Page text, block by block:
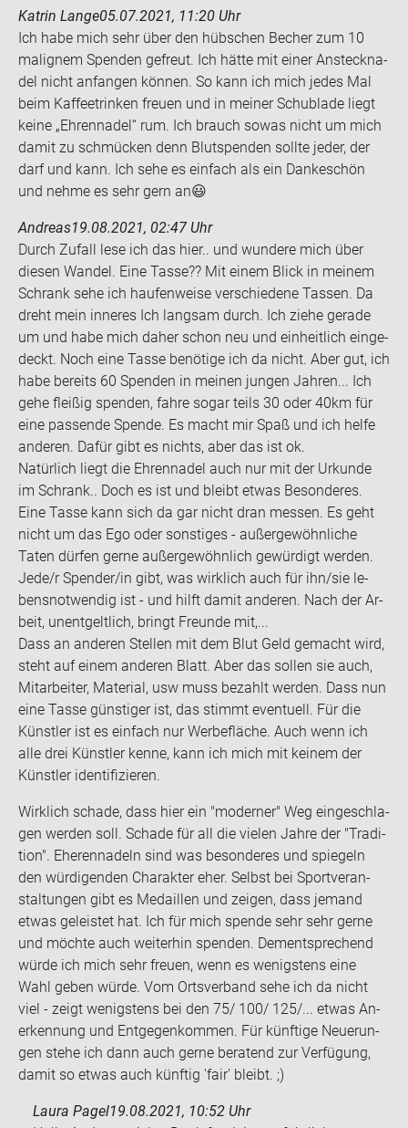
Katrin Lange05.07.2021, 11:20 Uhr
Ich habe mich sehr über den hüb­schen Be­cher zum 10
ma­li­g­nem Spen­den ge­freut. Ich hätte mit einer An­steck­na­
del nicht an­fan­gen kön­nen. So kann ich mich jedes Mal
beim Kaf­fee­trin­ken freu­en und in mei­ner Schub­la­de liegt
keine „Eh­ren­na­del“ rum. Ich brauch sowas nicht um mich
damit zu schmü­cken denn Blut­spen­den soll­te jeder, der
darf und kann. Ich sehe es ein­fach als ein Dan­ke­schön
und nehme es sehr gern an😃
Andreas19.08.2021, 02:47 Uhr
Durch Zu­fall lese ich das hier.. und wun­de­re mich über
die­sen Wan­del. Eine Tasse?? Mit einem Blick in mei­nem
Schrank sehe ich hau­fen­wei­se ver­schie­de­ne Tas­sen. Da
dreht mein in­ne­res Ich lang­sam durch. Ich ziehe ge­ra­de
um und habe mich daher schon neu und ein­heit­lich ein­ge­
deckt. Noch eine Tasse be­nö­ti­ge ich da nicht. Aber gut, ich
habe be­reits 60 Spen­den in mei­nen jun­gen Jah­ren... Ich
gehe flei­ßig spen­den, fahre sogar teils 30 oder 40km für
eine pas­sen­de Spen­de. Es macht mir Spaß und ich helfe
an­de­ren. Dafür gibt es nichts, aber das ist ok.
Na­tür­lich liegt die Eh­ren­na­del auch nur mit der Ur­kun­de
im Schrank.. Doch es ist und bleibt etwas Be­son­de­res.
Eine Tasse kann sich da gar nicht dran mes­sen. Es geht
nicht um das Ego oder sons­ti­ges - au­ßer­ge­wöhn­li­che
Taten dür­fen gerne au­ßer­ge­wöhn­lich ge­wür­digt wer­den.
Jede/r Spen­der/in gibt, was wirk­lich auch für ihn/sie le­
bens­not­wen­dig ist - und hilft damit an­de­ren. Nach der Ar­
beit, un­ent­gelt­lich, bringt Freun­de mit,...
Dass an an­de­ren Stel­len mit dem Blut Geld ge­macht wird,
steht auf einem an­de­ren Blatt. Aber das sol­len sie auch,
Mit­ar­bei­ter, Ma­te­ri­al, usw muss be­zahlt wer­den. Dass nun
eine Tasse güns­ti­ger ist, das stimmt even­tu­ell. Für die
Künst­ler ist es ein­fach nur Wer­be­flä­che. Auch wenn ich
alle drei Künst­ler kenne, kann ich mich mit kei­nem der
Künst­ler iden­ti­fi­zie­ren.
Wirk­lich scha­de, dass hier ein "mo­der­ner" Weg ein­ge­schla­
gen wer­den soll. Scha­de für all die vie­len Jahre der "Tra­di­
ti­on". Ehe­ren­na­deln sind was be­son­de­res und spie­geln
den wür­di­gen­den Cha­rak­ter eher. Selbst bei Sport­ver­an­
stal­tun­gen gibt es Me­dail­len und zei­gen, dass je­mand
etwas ge­leis­tet hat. Ich für mich spen­de sehr sehr gerne
und möch­te auch wei­ter­hin spen­den. Dem­entspre­chend
würde ich mich sehr freu­en, wenn es we­nigs­tens eine
Wahl geben würde. Vom Orts­ver­band sehe ich da nicht
viel - zeigt we­nigs­tens bei den 75/ 100/ 125/... etwas An­
er­ken­nung und Ent­ge­gen­kom­men. Für künf­ti­ge Neue­run­
gen stehe ich dann auch gerne be­ra­tend zur Ver­fü­gung,
damit so etwas auch künf­tig 'fair' bleibt. ;)
Laura Pagel19.08.2021, 10:52 Uhr